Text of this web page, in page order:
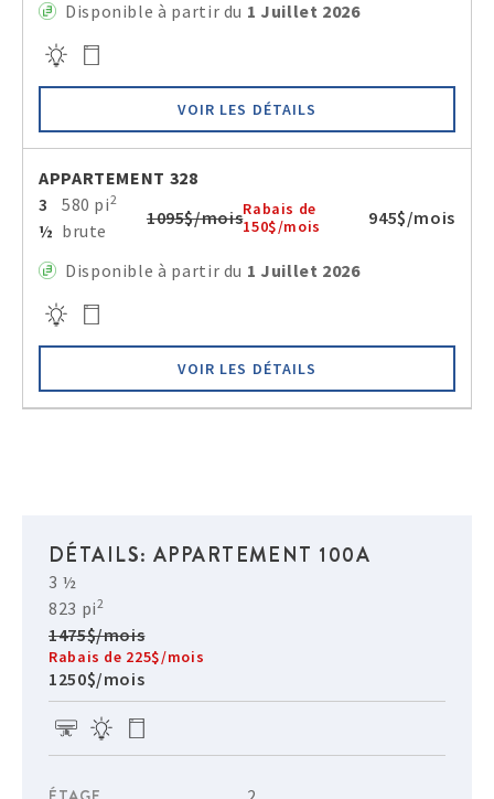
Disponible à partir du 1 Juillet 2026
VOIR LES DÉTAILS
APPARTEMENT 328
3
½
580 pi2
brute
1095$/moisRabais de
150$/mois
945$/mois
Disponible à partir du 1 Juillet 2026
VOIR LES DÉTAILS
DÉTAILS: APPARTEMENT 100A
3 ½
823 pi2
1475$/mois
Rabais de 225$/mois
1250$/mois